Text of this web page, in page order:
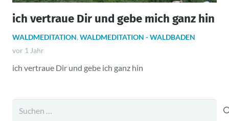
ich vertraue Dir und gebe mich ganz hin
WALDMEDITATION,WALDMEDITATION - WALDBADEN
vor 1 Jahr
ich vertraue Dir und gebe ich ganz hin